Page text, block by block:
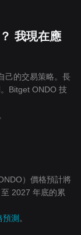
我現在應
己的交易策略。長
Bitget ONDO 技
。
）價格預計將
2027 年底的累
測 。